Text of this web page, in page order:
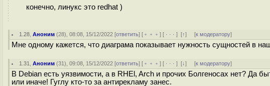
конечно, линукс это redhat )
1.28 ,Аноним (28), 08:08, 15/12/2022 [ответить] [ ﹢﹢﹢] [ · · ·][↑] [к модератору]
Мне одному кажется, что диаграма показывает нужность сущностей в
1.31 ,Аноним (31), 09:08, 15/12/2022 [ответить] [ ﹢﹢﹢] [ · · ·][↓] [к модератору]
В Debian есть уязвимости, а в RHEl, Arch и прочих Болгеносах нет? Да
или иначе! Гуглу кто-то за антирекламу занес.